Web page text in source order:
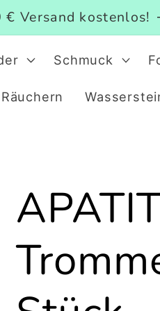
Versand kostenlos!
Schmuck
Räuchern